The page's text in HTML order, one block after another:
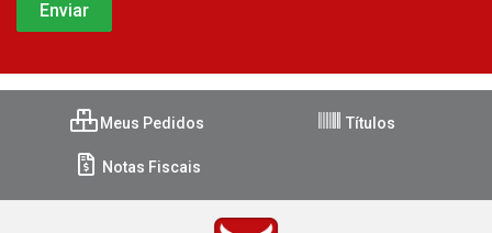
Meus Pedidos Títulos
Notas Fiscais